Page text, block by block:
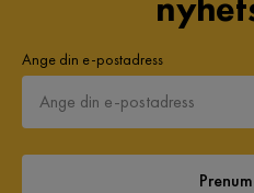
Ange din e-postadress